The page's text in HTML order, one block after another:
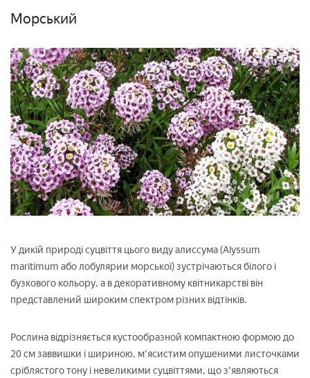
Морський
У дикій природі суцвіття цього виду алиссума (Alyssum
maritimum або лобулярии морської) зустрічаються білого і
бузкового кольору, а в декоративному квітникарстві він
представлений широким спектром різних відтінків.
Рослина відрізняється кустообразной компактною формою до
20 см заввишки і шириною, м'ясистим опушеними листочками
сріблястого тону і невеликими суцвіттями, що з'являються